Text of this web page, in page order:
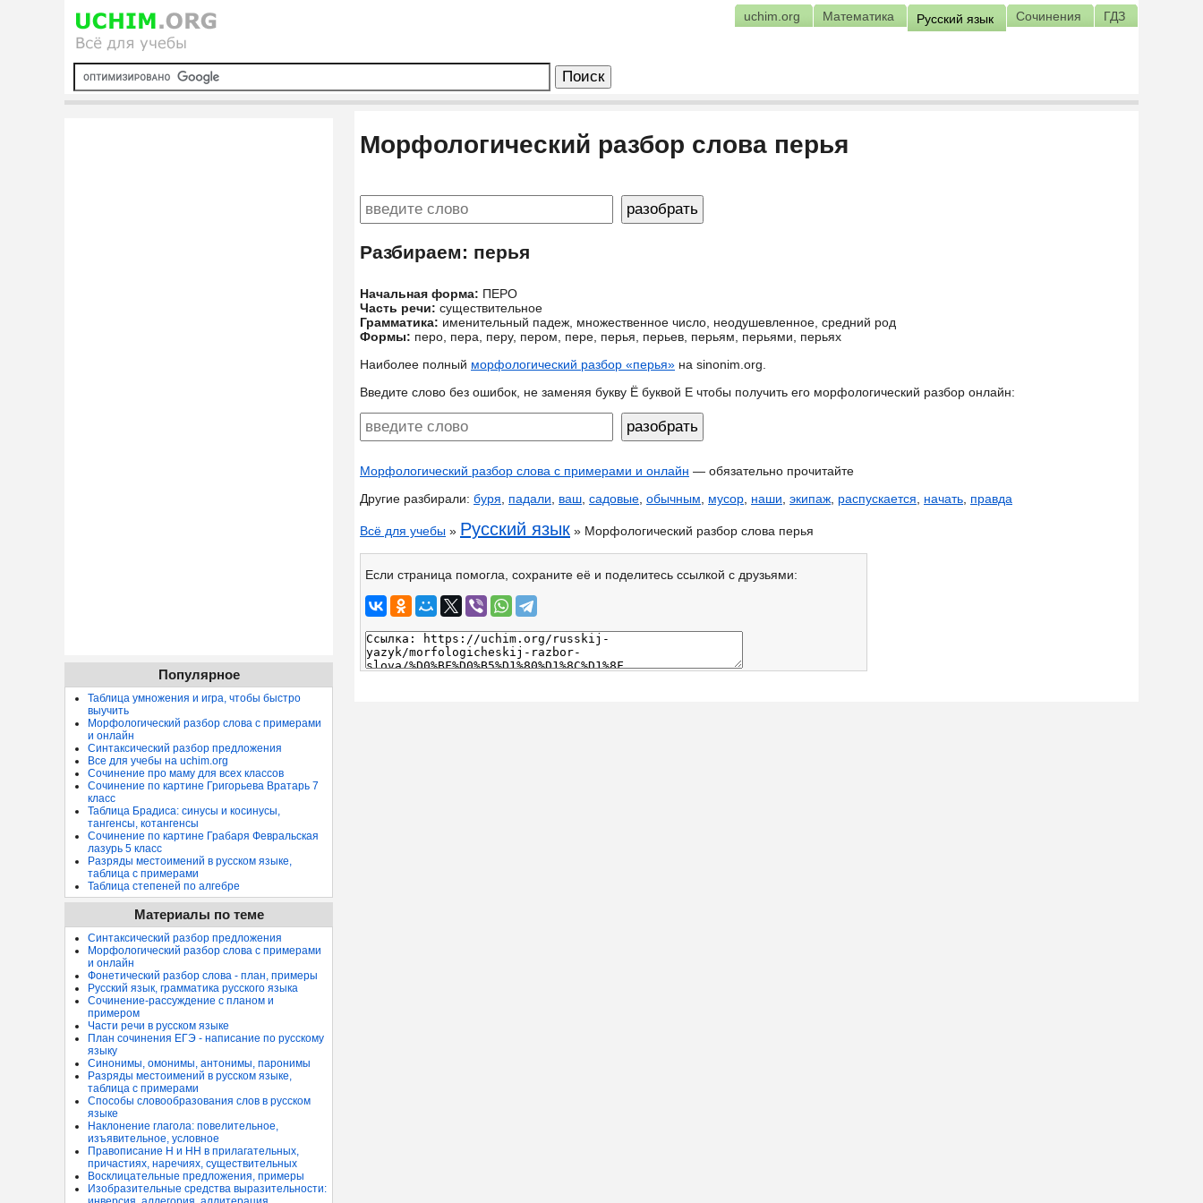
uchim.org Математика Русский язык Сочинения ГДЗ
Морфологический разбор слова перья
Разбираем: перья
Начальная форма: ПЕРО
Часть речи: существительное
Грамматика: именительный падеж, множественное число, неодушевленное, средний род
Формы: перо, пера, перу, пером, пере, перья, перьев, перьям, перьями, перьях
Наиболее полный морфологический разбор «перья» на sinonim.org.
Введите слово без ошибок, не заменяя букву Ё буквой Е чтобы получить его морфологический разбор онлайн:
Морфологический разбор слова с примерами и онлайн — обязательно прочитайте
Другие разбирали: буря падали ваш садовые обычным мусор наши экипаж распускается начать правда
Всё для учебы » Русский язык » Морфологический разбор слова перья
Если страница помогла, сохраните её и поделитесь ссылкой с друзьями:
Популярное
Таблица умножения и игра, чтобы быстро
выучить
Морфологический разбор слова с примерами
и онлайн
Синтаксический разбор предложения
Все для учебы на uchim.org
Сочинение про маму для всех классов
Сочинение по картине Григорьева Вратарь 7
класс
Таблица Брадиса: синусы и косинусы,
тангенсы, котангенсы
Сочинение по картине Грабаря Февральская
лазурь 5 класс
Разряды местоимений в русском языке,
таблица с примерами
Таблица степеней по алгебре
Материалы по теме
Синтаксический разбор предложения
Морфологический разбор слова с примерами
и онлайн
Фонетический разбор слова - план, примеры
Русский язык, грамматика русского языка
Сочинение-рассуждение с планом и
примером
Части речи в русском языке
План сочинения ЕГЭ - написание по русскому
языку
Синонимы, омонимы, антонимы, паронимы
Разряды местоимений в русском языке,
таблица с примерами
Способы словообразования слов в русском
языке
Наклонение глагола: повелительное,
изъявительное, условное
Правописание Н и НН в прилагательных,
причастиях, наречиях, существительных
Восклицательные предложения, примеры
Изобразительные средства выразительности: